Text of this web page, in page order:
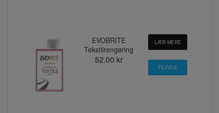
EVOBRITE
Tekstilrengøring
52.00 kr
LÆR MERE